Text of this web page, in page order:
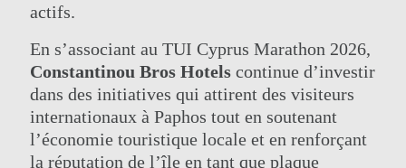
actifs.
En s’associant au TUI Cyprus Marathon 2026,
Constantinou Bros Hotelscontinue d’investir
dans des initiatives qui attirent des visiteurs
internationaux à Paphos tout en soutenant
l’économie touristique locale et en renforçant
la réputation de l’île en tant que plaque